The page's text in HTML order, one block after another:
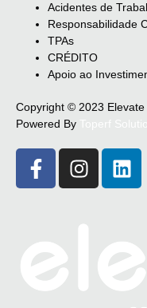
Acidentes de
Responsabilidade
TPAs
CRÉDITO
Apoio ao
Copyright © 2023 Elevate
Powered By